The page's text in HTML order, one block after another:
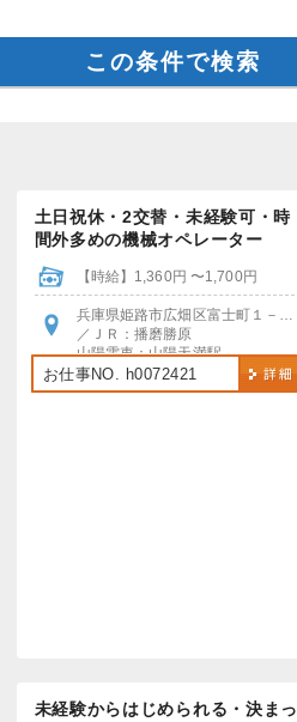
土日祝休・2交替・未経験可・時
間外多めの機械オペレーター
【時給】1,360円 〜1,700円
兵庫県姫路市広畑区富士町１－４０
／ＪＲ：播磨勝原
山陽電車：山陽天満駅
＊各駅より無料送迎あり
＊車通勤OK【駐車場無料】
お仕事NO. h0072421
未経験からはじめられる・決まっ